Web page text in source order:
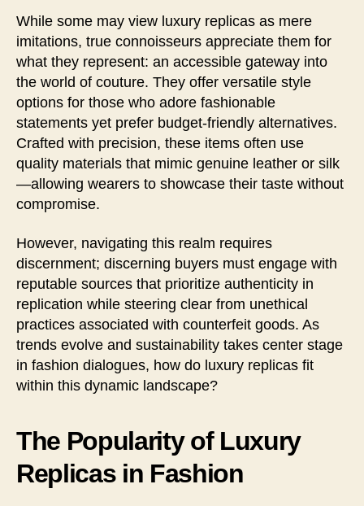
While some may view luxury replicas as mere
imitations, true connoisseurs appreciate them for
what they represent: an accessible gateway into
the world of couture. They offer versatile style
options for those who adore fashionable
statements yet prefer budget-friendly alternatives.
Crafted with precision, these items often use
quality materials that mimic genuine leather or silk
—allowing wearers to showcase their taste without
compromise.
However, navigating this realm requires
discernment; discerning buyers must engage with
reputable sources that prioritize authenticity in
replication while steering clear from unethical
practices associated with counterfeit goods. As
trends evolve and sustainability takes center stage
in fashion dialogues, how do luxury replicas fit
within this dynamic landscape?
The Popularity of Luxury
Replicas in Fashion